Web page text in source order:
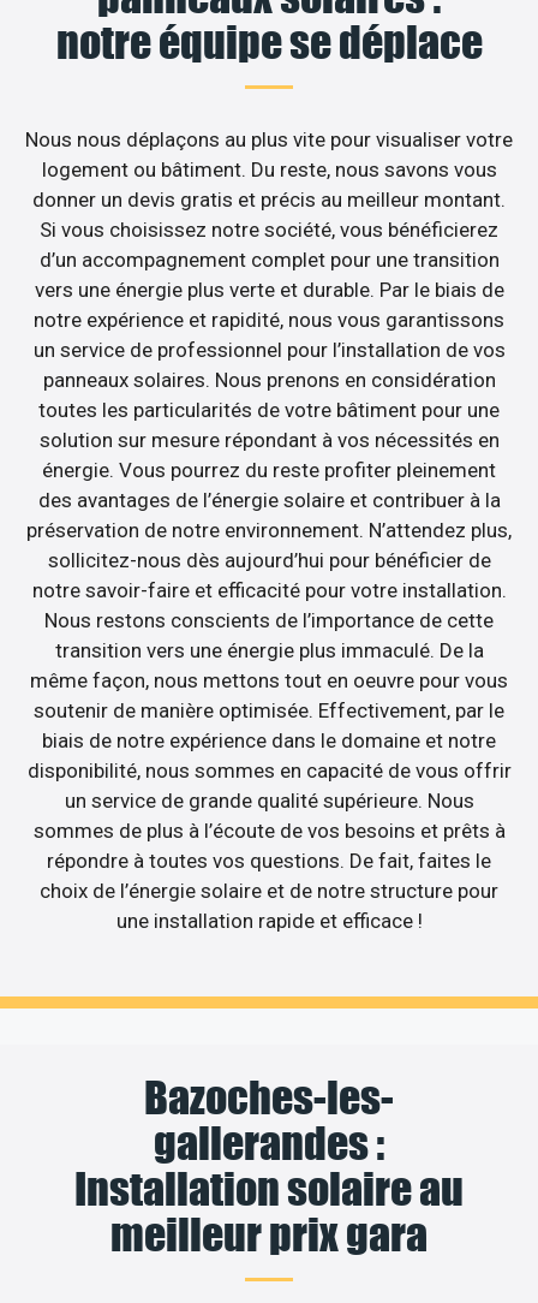
notre équipe se déplace
Nous nous déplaçons au plus vite pour visualiser votre
logement ou bâtiment. Du reste, nous savons vous
donner un devis gratis et précis au meilleur montant.
Si vous choisissez notre société, vous bénéficierez
d’un accompagnement complet pour une transition
vers une énergie plus verte et durable. Par le biais de
notre expérience et rapidité, nous vous garantissons
un service de professionnel pour l’installation de vos
panneaux solaires. Nous prenons en considération
toutes les particularités de votre bâtiment pour une
solution sur mesure répondant à vos nécessités en
énergie. Vous pourrez du reste profiter pleinement
des avantages de l’énergie solaire et contribuer à la
préservation de notre environnement. N’attendez plus,
sollicitez-nous dès aujourd’hui pour bénéficier de
notre savoir-faire et efficacité pour votre installation.
Nous restons conscients de l’importance de cette
transition vers une énergie plus immaculé. De la
même façon, nous mettons tout en oeuvre pour vous
soutenir de manière optimisée. Effectivement, par le
biais de notre expérience dans le domaine et notre
disponibilité, nous sommes en capacité de vous offrir
un service de grande qualité supérieure. Nous
sommes de plus à l’écoute de vos besoins et prêts à
répondre à toutes vos questions. De fait, faites le
choix de l’énergie solaire et de notre structure pour
une installation rapide et efficace !
Bazoches-les-
gallerandes :
Installation solaire au
meilleur prix gara